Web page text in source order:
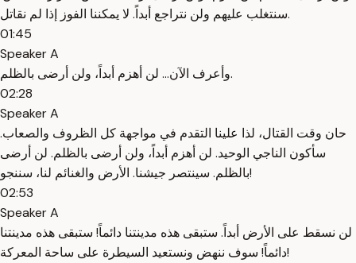
سنتغلب عليهم ولن نتراجع أبداً. لا يمكننا الفوز إذا لم نقاتل.
01:45
Speaker A
وأعرف الآن... لن أهزم أبداً، ولن أرضى بالظلم.
02:28
Speaker A
حان وقت القتال، لذا علينا التقدم في مواجهة كل الظروف والصعاب.
سأكون الناجي الوحيد. لن أهزم أبداً، ولن أرضى بالظلم. لن أرضى
بالظلم. سينتصر جيشنا. الأرض والغنائم لنا، سننجو!
02:53
Speaker A
لن نسقط على الأرض أبداً. ستبقى هذه مدينتنا دائماً! ستبقى هذه مدينتنا
دائماً! سوف ننهض ونستعيد السيطرة على ساحة المعركة!